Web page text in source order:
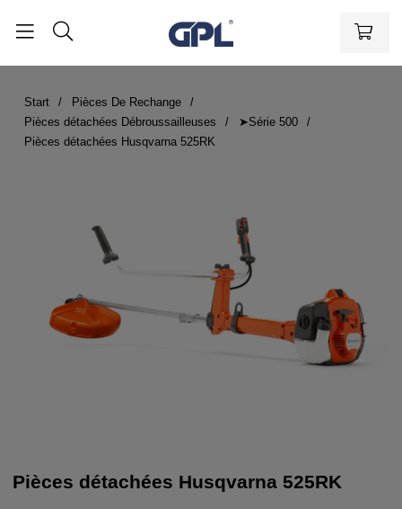
Start
Pièces De Rechange
Pièces détachées Débroussailleuses
➤Série 500
Pièces détachées Husqvarna 525RK
Pièces détachées Husqvarna 525RK